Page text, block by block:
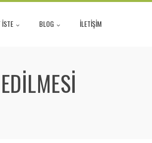
İSTE BLOG İLETİŞİM